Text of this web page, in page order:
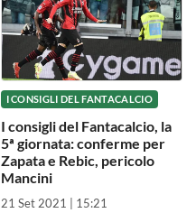
I CONSIGLI DEL FANTACALCIO
I consigli del Fantacalcio, la
5ª giornata: conferme per
Zapata e Rebic, pericolo
Mancini
21 Set 2021 | 15:21